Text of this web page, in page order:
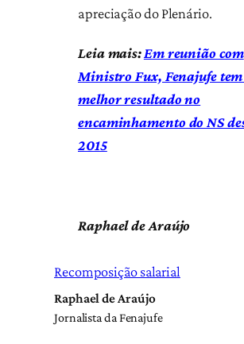
apreciação do Plenário.
Leia mais:Em reunião com
Ministro Fux, Fenajufe tem
melhor resultado no
encaminhamento do NS
2015
Raphael de Araújo
Recomposição salarial
Raphael de Araújo
Jornalista da Fenajufe